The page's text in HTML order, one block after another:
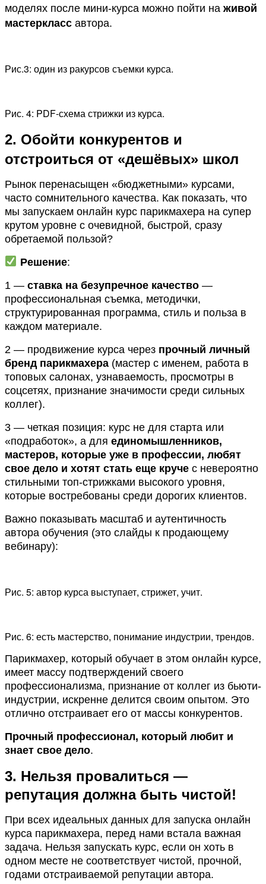
моделях после мини-курса можно пойти на живой
мастеркласс автора.
Рис.3: один из ракурсов съемки курса.
Рис. 4: PDF-схема стрижки из курса.
2. Обойти конкурентов и
отстроиться от «дешёвых» школ
Рынок перенасыщен «бюджетными» курсами,
часто сомнительного качества. Как показать, что
мы запускаем онлайн курс парикмахера на супер
крутом уровне с очевидной, быстрой, сразу
обретаемой пользой?
Решение:
1 — ставка на безупречное качество —
профессиональная съемка, методички,
структурированная программа, стиль и польза в
каждом материале.
2 — продвижение курса через прочный личный
бренд парикмахера (мастер с именем, работа в
топовых салонах, узнаваемость, просмотры в
соцсетях, признание значимости среди сильных
коллег).
3 — четкая позиция: курс не для старта или
«подработок», а для единомышленников,
мастеров, которые уже в профессии, любят
свое дело и хотят стать еще круче с невероятно
стильными топ-стрижками высокого уровня,
которые востребованы среди дорогих клиентов.
Важно показывать масштаб и аутентичность
автора обучения (это слайды к продающему
вебинару):
Рис. 5: автор курса выступает, стрижет, учит.
Рис. 6: есть мастерство, понимание индустрии, трендов.
Парикмахер, который обучает в этом онлайн курсе,
имеет массу подтверждений своего
профессионализма, признание от коллег из бьюти-
индустрии, искренне делится своим опытом. Это
отлично отстраивает его от массы конкурентов.
Прочный профессионал, который любит и
знает свое дело.
3. Нельзя провалиться —
репутация должна быть чистой!
При всех идеальных данных для запуска онлайн
курса парикмахера, перед нами встала важная
задача. Нельзя запускать курс, если он хоть в
одном месте не соответствует чистой, прочной,
годами отстраиваемой репутации автора.